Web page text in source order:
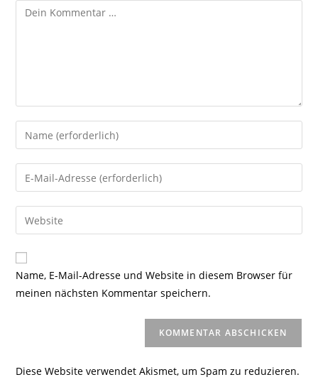
Kommentar
Gib
deinen
Namen
oder
zum
Kommentieren
ein
Gib
deine
E-
Mail-
zum
Kommentieren
ein
Gib
deine
Website-
URL
Name, E-Mail-Adresse und Website in diesem Browser für
meinen nächsten Kommentar speichern.
Diese Website verwendet Akismet, um Spam zu reduzieren.